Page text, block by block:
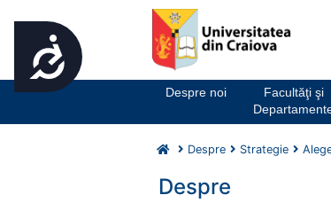
Accesibilitate
Notă:
Acest
website
un
Despre noi
Facultăţi şi
Despre Strategie
Despre